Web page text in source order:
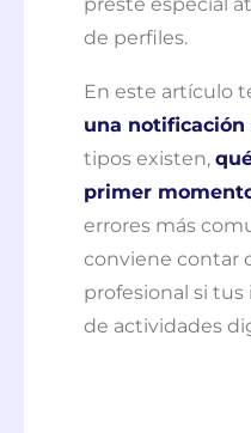
de perfiles.
En este artículo
una notificación
tipos existen,
primer
errores más
conviene contar
profesional si
de actividades